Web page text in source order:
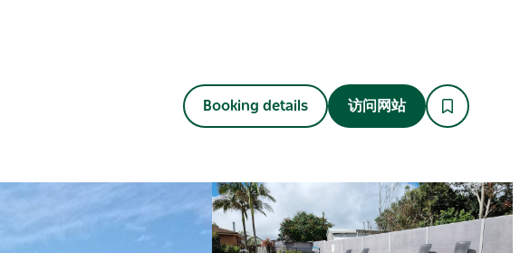
Booking details 访问网站